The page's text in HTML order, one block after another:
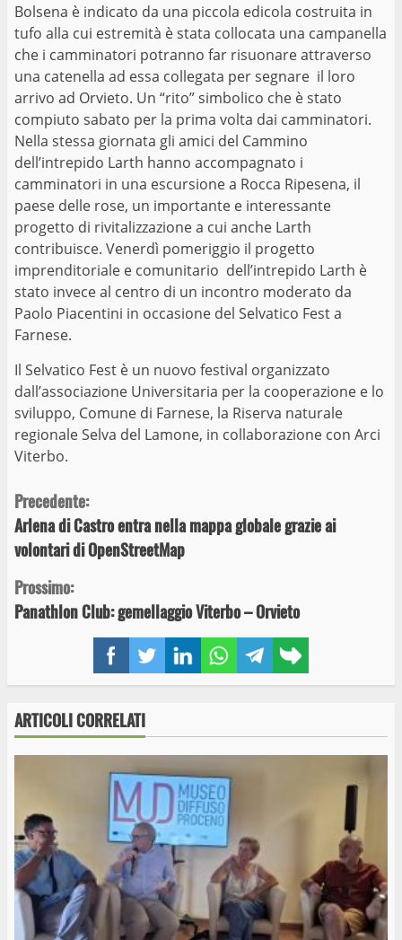
FacebookTwitterLinkedInWhatsAppTelegram
link
Bolsena è indicato da una piccola edicola costruita in
tufo alla cui estremità è stata collocata una campanella
che i camminatori potranno far risuonare attraverso
una catenella ad essa collegata per segnare il loro
arrivo ad Orvieto. Un “rito” simbolico che è stato
compiuto sabato per la prima volta dai camminatori.
Nella stessa giornata gli amici del Cammino
dell’intrepido Larth hanno accompagnato i
camminatori in una escursione a Rocca Ripesena, il
paese delle rose, un importante e interessante
progetto di rivitalizzazione a cui anche Larth
contribuisce. Venerdì pomeriggio il progetto
imprenditoriale e comunitario dell’intrepido Larth è
stato invece al centro di un incontro moderato da
Paolo Piacentini in occasione del Selvatico Fest a
Farnese.
Il Selvatico Fest è un nuovo festival organizzato
dall’associazione Universitaria per la cooperazione e lo
sviluppo, Comune di Farnese, la Riserva naturale
regionale Selva del Lamone, in collaborazione con Arci
Viterbo.
Continue
Reading
Precedente:
Arlena di Castro entra nella mappa globale grazie ai
volontari di OpenStreetMap
Prossimo:
Panathlon Club: gemellaggio Viterbo – Orvieto
ARTICOLI CORRELATI